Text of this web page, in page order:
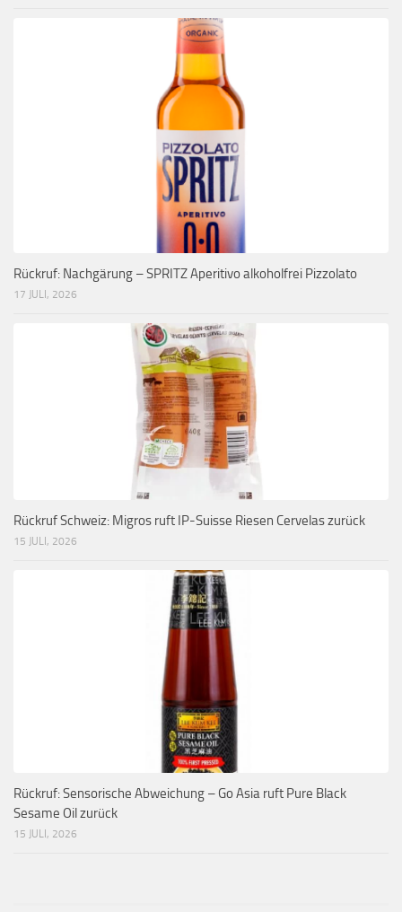
Rückruf: Nachgärung – SPRITZ Aperitivo alkoholfrei Pizzolato
17 JULI, 2026
Rückruf Schweiz: Migros ruft IP-Suisse Riesen Cervelas zurück
15 JULI, 2026
Rückruf: Sensorische Abweichung – Go Asia ruft Pure Black
Sesame Oil zurück
15 JULI, 2026